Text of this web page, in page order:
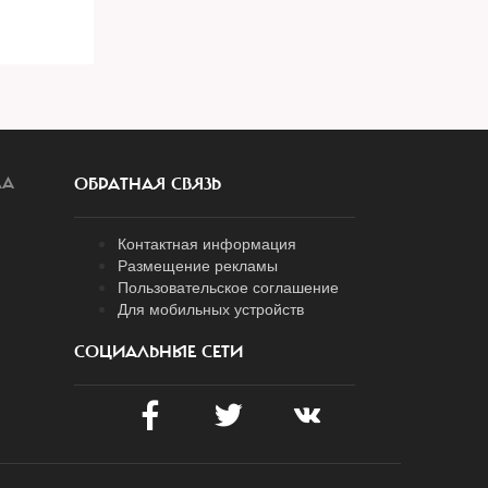
ОБРАТНАЯ СВЯЗЬ
Контактная информация
Размещение рекламы
Пользовательское соглашение
Для мобильных устройств
СОЦИАЛЬНЫЕ СЕТИ